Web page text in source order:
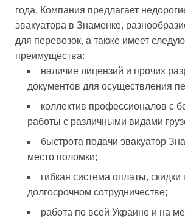
года. Компания предлагает
эвакуатора в Знаменке,
для перевозок, а также имеет
преимущества:
наличие лицензий и прочих
документов для осуществления
коллектив профессионалов с
работы с различными видами
быстрота подачи эвакуатор
место поломки;
гибкая система оплаты, скидки
долгосрочном сотрудничестве;
работа по всей Украине и на